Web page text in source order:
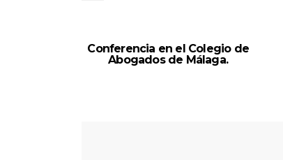
Conferencia en el Colegio de
Abogados de Málaga.